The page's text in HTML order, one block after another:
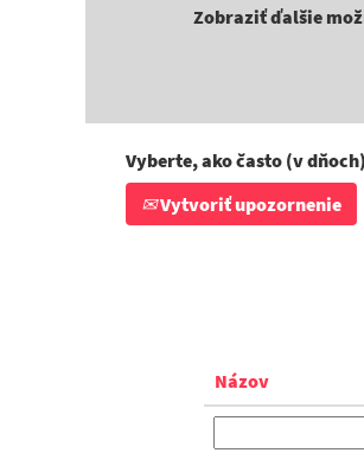
Zobraziť ďalšie
Vyberte, ako často (v
Vytvoriť upozornenie
Názov